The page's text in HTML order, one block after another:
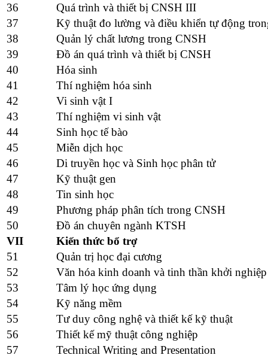
36
Quá trình và thiết bị CNSH III
37
Kỹ thuật đo lường và điều khiển tự động
38
Quản lý chất lương trong CNSH
39
Đồ án quá trình và thiết bị CNSH
40
Hóa sinh
41
Thí nghiệm hóa sinh
42
Vi sinh vật I
43
Thí nghiệm vi sinh vật
44
Sinh học tế bào
45
Miễn dịch học
46
Di truyền học và Sinh học phân tử
47
Kỹ thuật gen
48
Tin sinh học
49
Phương pháp phân tích trong CNSH
50
Đồ án chuyên ngành KTSH
VII
Kiến thức bổ trợ
51
Quản trị học đại cương
52
Văn hóa kinh doanh và tinh thần khởi nghiệp
53
Tâm lý học ứng dụng
54
Kỹ năng mềm
55
Tư duy công nghệ và thiết kế kỹ thuật
56
Thiết kế mỹ thuật công nghiệp
57
Technical Writing and Presentation